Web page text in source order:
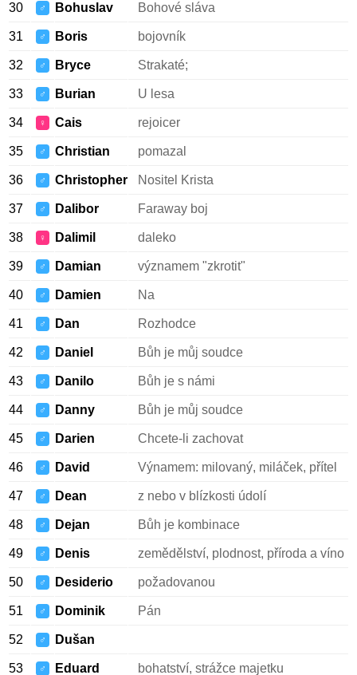
30 ♂ Bohuslav Bohové sláva
31 ♂ Boris bojovník
32 ♂ Bryce Strakaté;
33 ♂ Burian U lesa
34 ♀ Cais rejoicer
35 ♂ Christian pomazal
36 ♂ Christopher Nositel Krista
37 ♂ Dalibor Faraway boj
38 ♀ Dalimil daleko
39 ♂ Damian významem "zkrotit"
40 ♂ Damien Na
41 ♂ Dan Rozhodce
42 ♂ Daniel Bůh je můj soudce
43 ♂ Danilo Bůh je s námi
44 ♂ Danny Bůh je můj soudce
45 ♂ Darien Chcete-li zachovat
46 ♂ David Výnamem: milovaný, miláček, přítel
47 ♂ Dean z nebo v blízkosti údolí
48 ♂ Dejan Bůh je kombinace
49 ♂ Denis zemědělství, plodnost, příroda a víno
50 ♂ Desiderio požadovanou
51 ♂ Dominik Pán
52 ♂ Dušan
53 ♂ Eduard bohatství, strážce majetku